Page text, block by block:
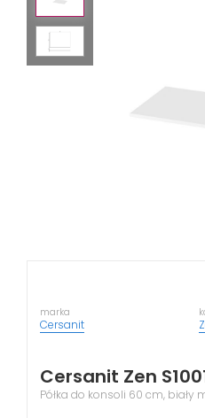
marka
Cersanit
Cersanit Zen
Półka do konsoli 60 cm, biały